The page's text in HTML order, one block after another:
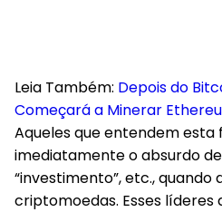
Leia Também: Depois do
Começará a Minerar
Aqueles que entendem
imediatamente o absurdo
“investimento”, etc., quando
criptomoedas. Esses